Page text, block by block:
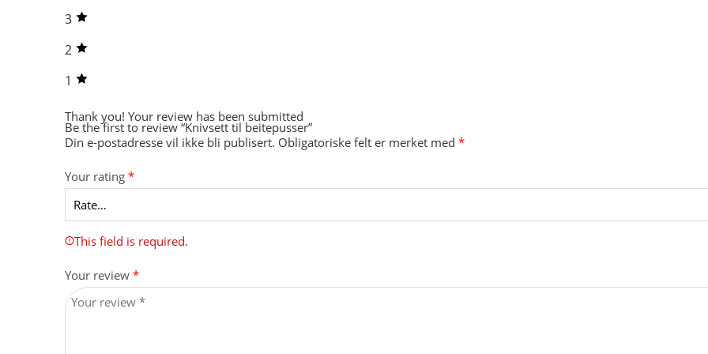
3
2
1
Thank you! Your review has been submitted
Be the first to review “Knivsett til beitepusser”
Din e-postadresse vil ikke bli publisert. Obligatoriske felt er merket med *
Your rating *
This field is required.
Your review *